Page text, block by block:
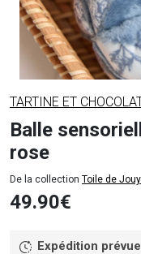
TARTINE ET
Balle
rose
De la collection Toile de Jouy
49.90€
Expédition